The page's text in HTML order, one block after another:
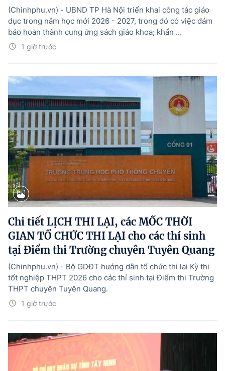
1 giờ trước
(Chinhphu.vn) - UBND TP Hà Nội triển khai công tác giáo
dục trong năm học mới 2026 - 2027, trong đó có việc đảm
bảo hoàn thành cung ứng sách giáo khoa; khẩn ...
Chi tiết LỊCH THI LẠI, các MỐC THỜI
GIAN TỔ CHỨC THI LẠI cho các thí sinh
tại Điểm thi Trường chuyên Tuyên Quang
1 giờ trước
(Chinhphu.vn) - Bộ GDĐT hướng dẫn tổ chức thi lại Kỳ thi
tốt nghiệp THPT 2026 cho các thí sinh tại Điểm thi Trường
THPT chuyên Tuyên Quang.